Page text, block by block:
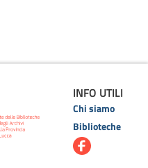
INFO UTILI
Chi siamo
Biblioteche